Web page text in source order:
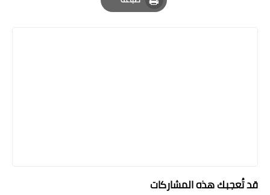
Print
قد تُعجبك هذه المشاركات